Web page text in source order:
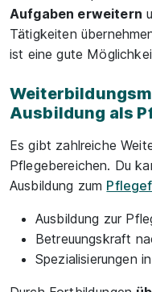
Aufgaben erweitern
Tätigkeiten
ist eine gute
Ausbildung als
Es gibt zahlreiche
Pflegebereichen. Du
Ausbildung zum
Ausbildung zur
Betreuungskraft
Spezialisierungen